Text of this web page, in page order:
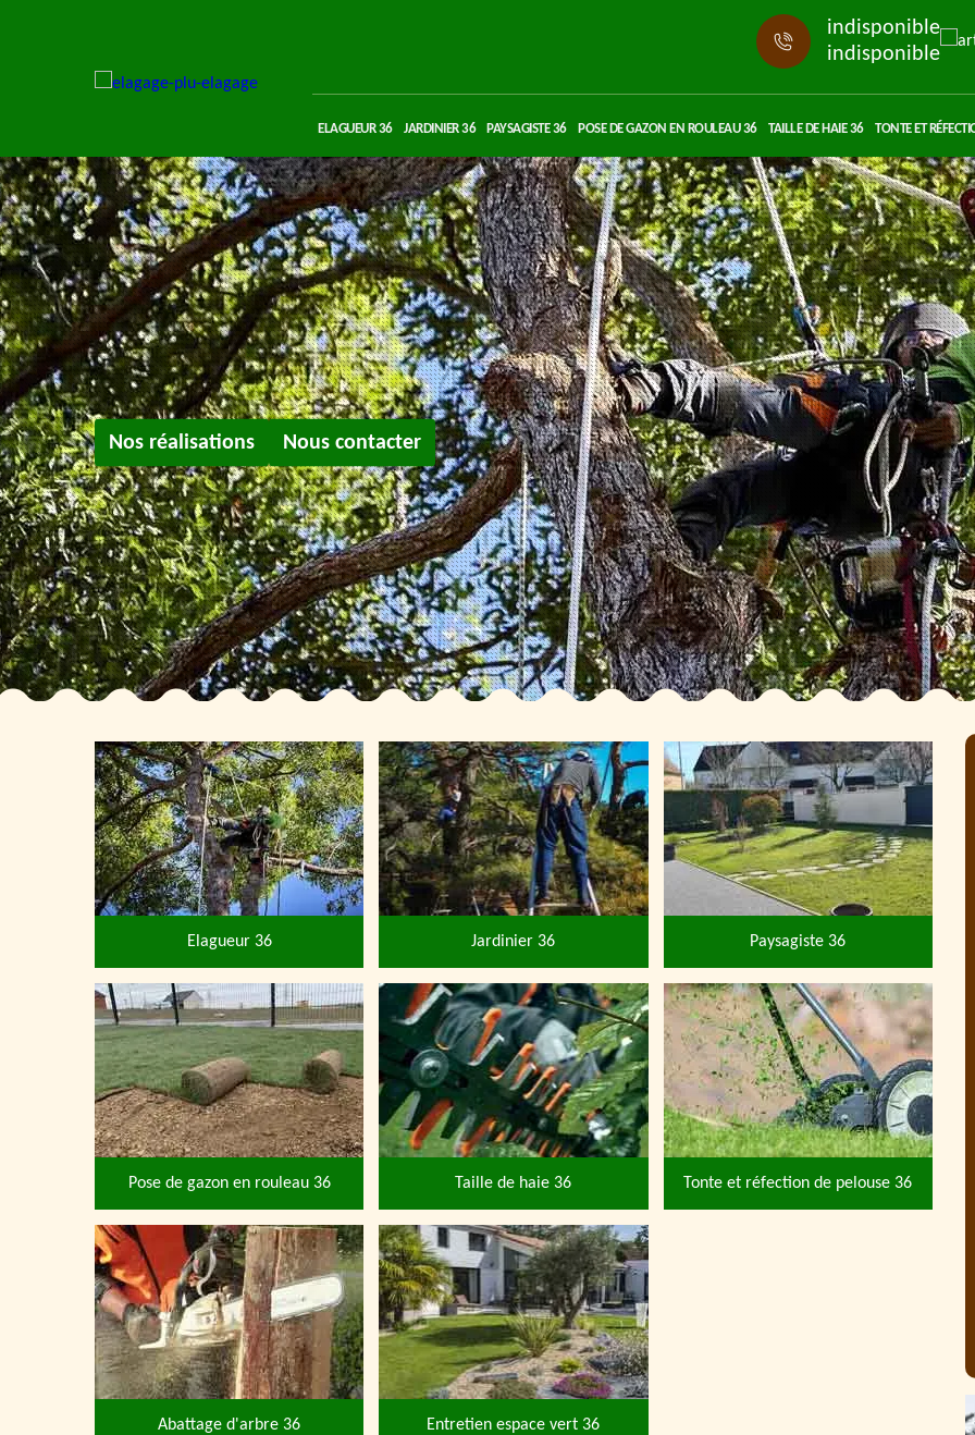
indisponible
indisponible
ELAGUEUR 36 JARDINIER 36 PAYSAGISTE 36 POSE DE GAZON EN ROULEAU 36 TAILLE DE HAIE 36 TONTE ET
Nos réalisations Nous contacter
Elagueur 36 Jardinier 36 Paysagiste 36
Pose de gazon en rouleau 36 Taille de haie 36 Tonte et réfection de pelouse 36
Abattage d'arbre 36 Entretien espace vert 36